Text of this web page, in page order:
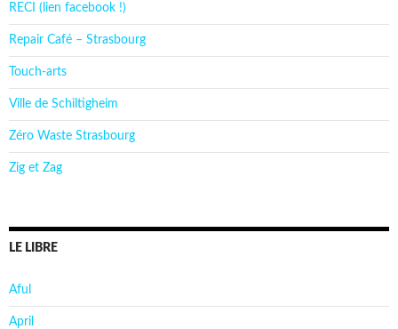
RECI (lien facebook !)
Repair Café – Strasbourg
Touch-arts
Ville de Schiltigheim
Zéro Waste Strasbourg
Zig et Zag
LE LIBRE
Aful
April